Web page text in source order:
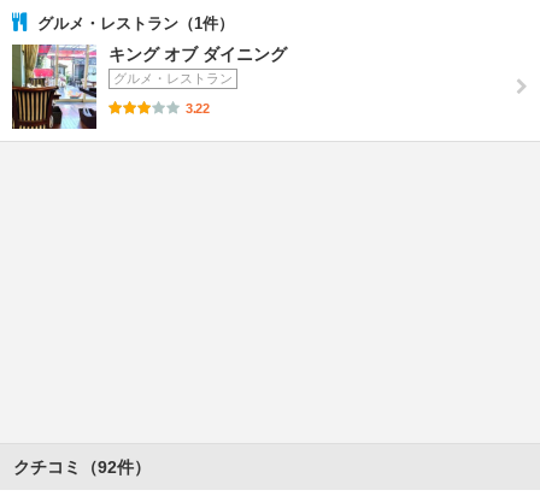
グルメ・レストラン（1件）
キング オブ ダイニング
グルメ・レストラン
3.22
クチコミ（92件）